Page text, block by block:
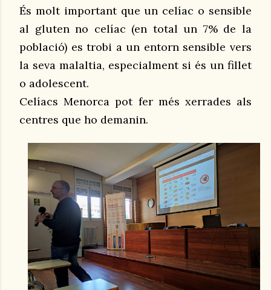
És molt important que un celíac o sensible
al gluten no celíac (en total un 7% de la
població) es trobi a un entorn sensible vers
la seva malaltia, especialment si és un fillet
o adolescent.
Celíacs Menorca pot fer més xerrades als
centres que ho demanin.